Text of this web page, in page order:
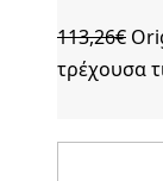
113,26€
τρέχουσα